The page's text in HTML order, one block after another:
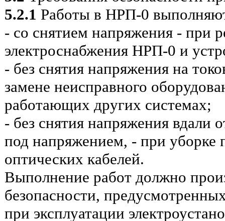
5.2.1 Работы в НРП-0
- со снятием напряжения - при
электроснабжения НРП-0 и
- без снятия напряжения на
замене неисправного
работающих других системах;
- без снятия напряжения вдали
под напряжением, - при уборке
оптических кабелей.
Выполнение работ должно
безопасности,
при эксплуатации